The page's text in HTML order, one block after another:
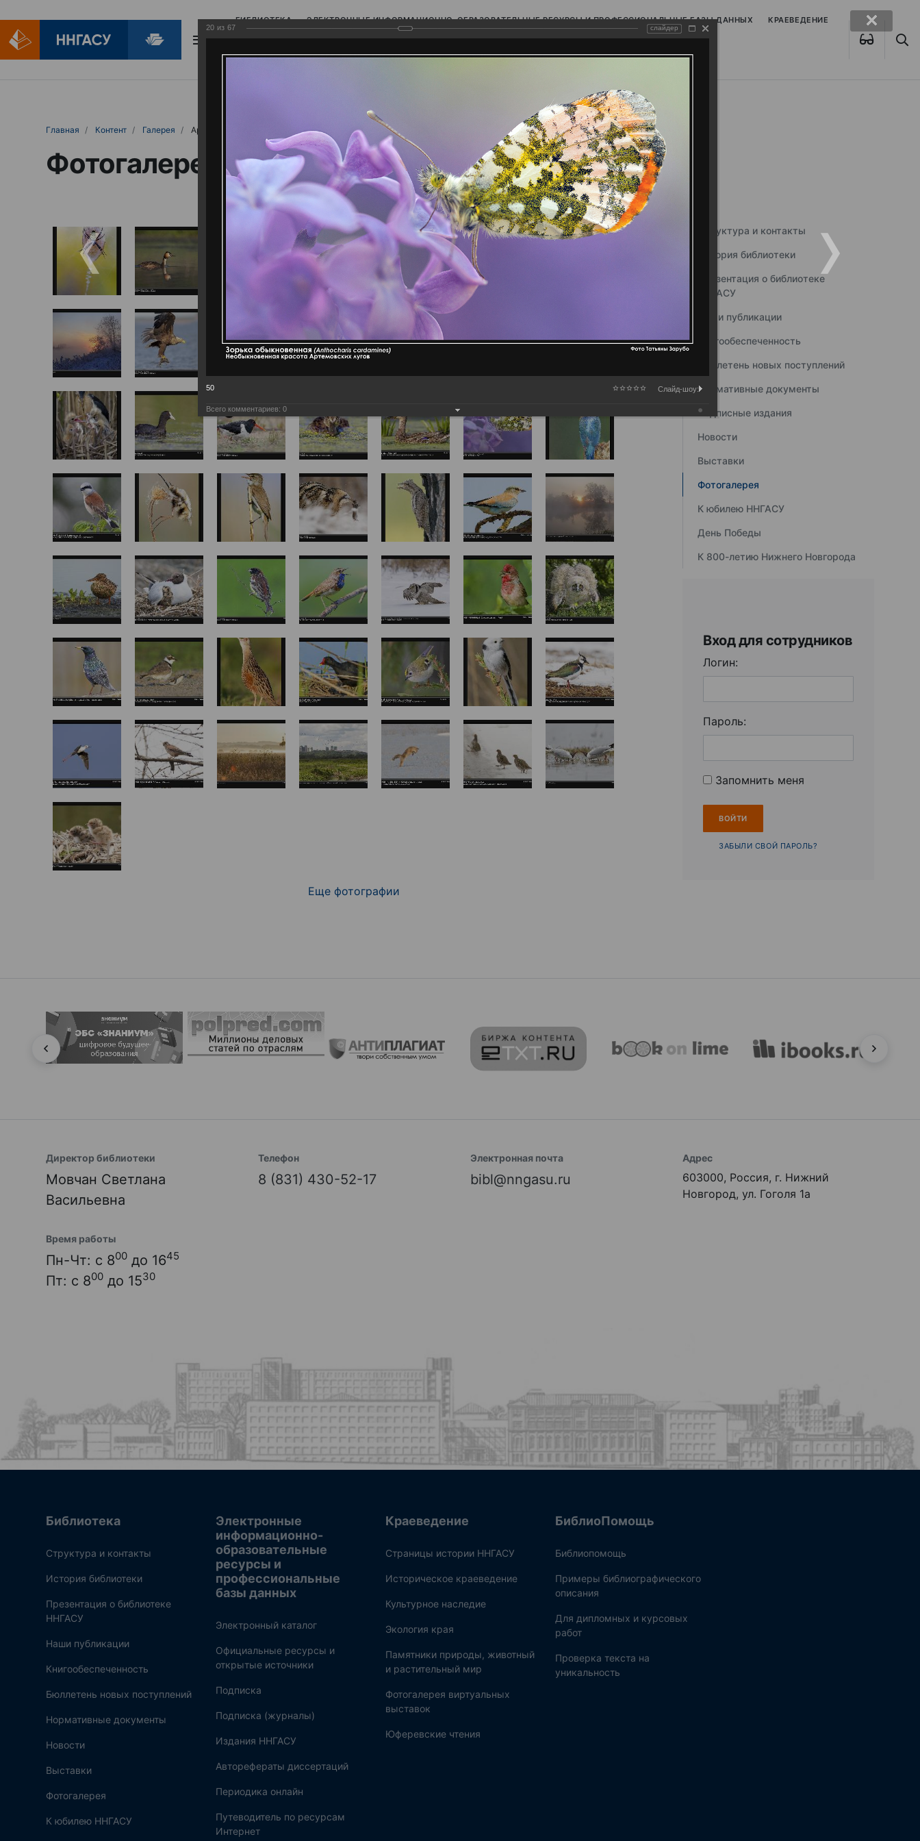
БИБЛИОТЕКА ЭЛЕКТРОННЫЕ ИНФОРМАЦИОННО-ОБРАЗОВАТЕЛЬНЫЕ РЕСУРСЫ И ПРОФЕССИОНАЛЬНЫЕ БАЗЫ ДАННЫХ КРАЕВЕДЕНИЕ
БИБЛИОПОМОЩЬ
Главная Контент Галерея Артемовские луга – жемчужина Нижегородского Поволжья
Фотогалерея
Еще фотографии
Структура и контакты
История библиотеки
Презентация о библиотеке
ННГАСУ
Наши публикации
Книгообеспеченность
Бюллетень новых поступлений
Нормативные документы
Подписные издания
Новости
Выставки
Фотогалерея
К юбилею ННГАСУ
День Победы
К 800-летию Нижнего Новгорода
Вход для сотрудников
Логин:
Пароль:
Запомнить меня
ЗАБЫЛИ СВОЙ ПАРОЛЬ?
Директор библиотеки
Мовчан Светлана
Васильевна
Телефон
8 (831) 430-52-17
Электронная почта
bibl@nngasu.ru
Адрес
603000, Россия, г. Нижний
Новгород, ул. Гоголя 1а
Время работы
Пн-Чт: с 800 до 1645
Пт: с 800 до 1530
Библиотека
Структура и контакты
История библиотеки
Презентация о библиотеке
ННГАСУ
Наши публикации
Книгообеспеченность
Бюллетень новых поступлений
Нормативные документы
Новости
Выставки
Фотогалерея
К юбилею ННГАСУ
Электронные
информационно-
образовательные
ресурсы и
профессиональные
базы данных
Электронный каталог
Официальные ресурсы и
открытые источники
Подписка
Подписка (журналы)
Издания ННГАСУ
Авторефераты диссертаций
Периодика онлайн
Путеводитель по ресурсам
Интернет
Краеведение
Страницы истории ННГАСУ
Историческое краеведение
Культурное наследие
Экология края
Памятники природы, животный
и растительный мир
Фотогалерея виртуальных
выставок
Юферевские чтения
БиблиоПомощь
Библиопомощь
Примеры библиографического
описания
Для дипломных и курсовых
работ
Проверка текста на
уникальность
20 из 67 слайдер
50 Слайд-шоу:
Всего комментариев: 0